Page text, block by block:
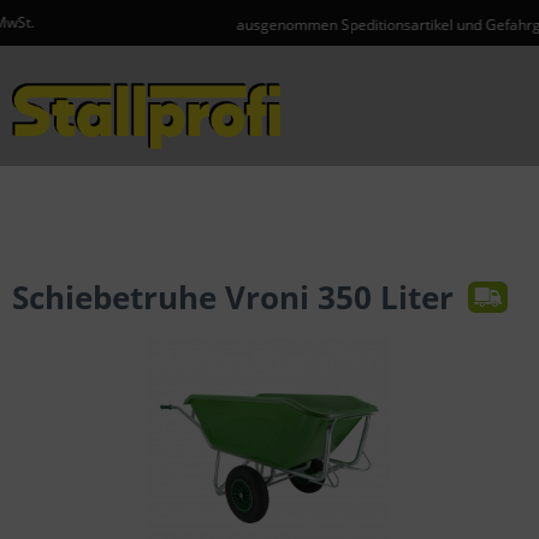
ausgenommen Speditionsartikel und Gefahrgut
Schiebetruhe Vroni 350 Liter